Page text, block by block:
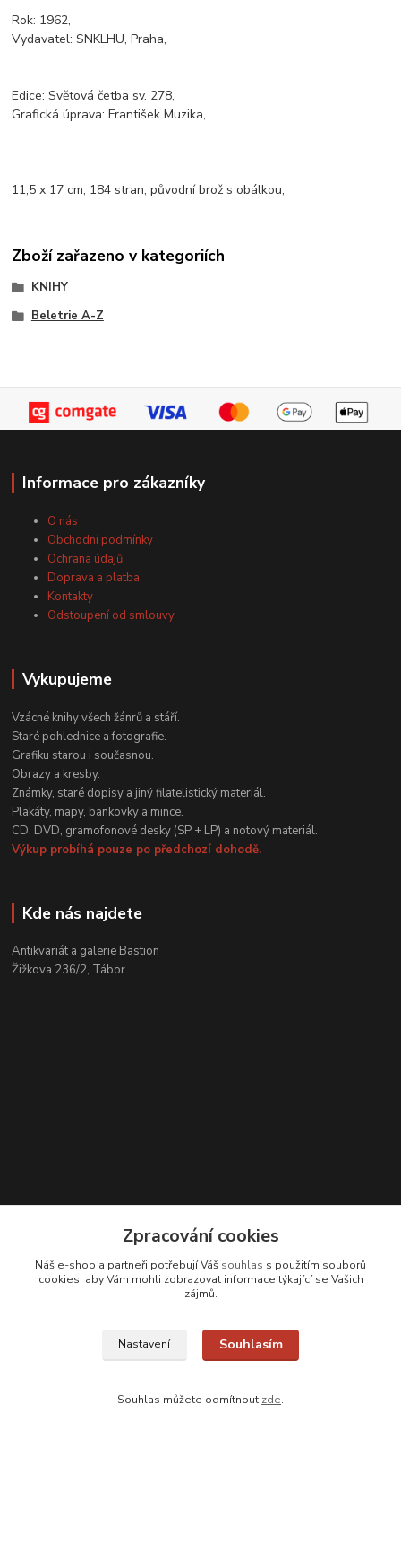
Rok: 1962,
Vydavatel: SNKLHU, Praha,
Edice: Světová četba sv. 278,
Grafická úprava: František Muzika,
11,5 x 17 cm, 184 stran, původní brož s obálkou,
Zboží zařazeno v kategoriích
KNIHY
Beletrie A-Z
Informace pro zákazníky
O nás
Obchodní podmínky
Ochrana údajů
Doprava a platba
Kontakty
Odstoupení od smlouvy
Vykupujeme
Vzácné knihy všech žánrů a stáří.
Staré pohlednice a fotografie.
Grafiku starou i současnou.
Obrazy a kresby.
Známky, staré dopisy a jiný filatelistický materiál.
Plakáty, mapy, bankovky a mince.
CD, DVD, gramofonové desky (SP + LP) a notový materiál.
Výkup probíhá pouze po předchozí dohodě.
Kde nás najdete
Antikvariát a galerie Bastion
Žižkova 236/2, Tábor
Zákaznická podpora
+420 608 331 344
info@antikvariatcz.com
Zpracování cookies
Náš e-shop a partneři potřebují Váš souhlas s použitím souborů
cookies, aby Vám mohli zobrazovat informace týkající se Vašich
zájmů.
Nastavení Souhlasím
Souhlas můžete odmítnout zde.